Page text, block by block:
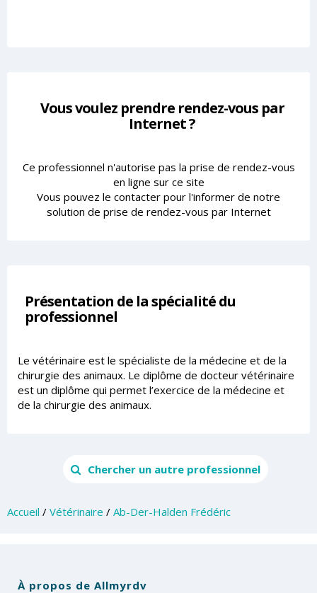
Vous voulez prendre rendez-vous par
Internet ?
Ce professionnel n'autorise pas la prise de rendez-vous
en ligne sur ce site
Vous pouvez le contacter pour l'informer de notre
solution de prise de rendez-vous par Internet
Présentation de la spécialité du
professionnel
Le vétérinaire est le spécialiste de la médecine et de la
chirurgie des animaux. Le diplôme de docteur vétérinaire
est un diplôme qui permet l’exercice de la médecine et
de la chirurgie des animaux.
Chercher un autre professionnel
Accueil / Vétérinaire / Ab-Der-Halden Frédéric
À propos de Allmyrdv